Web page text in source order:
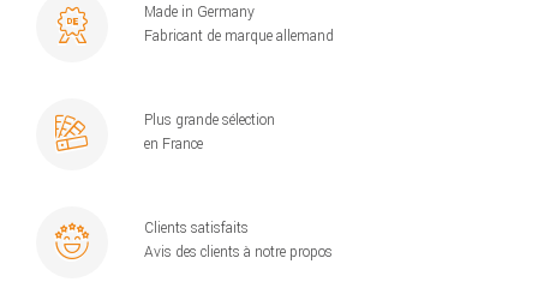
Made in Germany
Fabricant de marque allemand
Plus grande sélection
en France
Clients satisfaits
Avis des clients à notre propos